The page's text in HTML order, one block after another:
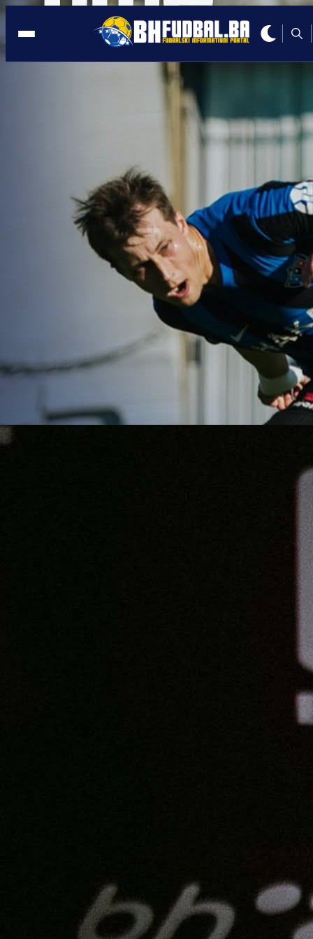
SARAJEVO
18:57, 11.05.2026
Legende bh. i regionalnog fudbala
Sarajevo: MYTV organizuje spektakl
Sarajevo će 19. maja biti domaćin
fudbalskog događaja – MYTV CUP-a,
turnira koji okuplja legende bh. i regionalnog